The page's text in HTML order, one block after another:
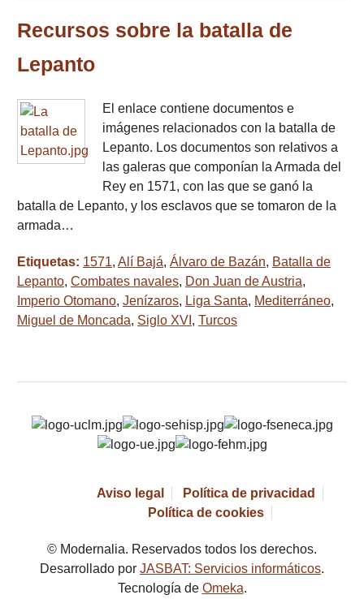
Recursos sobre la batalla de
Lepanto
El enlace contiene documentos e
imágenes relacionados con la batalla de
Lepanto. Los documentos son relativos a
las galeras que componían la Armada del
Rey en 1571, con las que se ganó la
batalla de Lepanto, y los esclavos que se tomaron de la
armada…
Etiquetas: 1571, Alí Bajá, Álvaro de Bazán, Batalla de
Lepanto, Combates navales, Don Juan de Austria,
Imperio Otomano, Jenízaros, Liga Santa, Mediterráneo,
Miguel de Moncada, Siglo XVI , Turcos
Aviso legal
Política de privacidad
Política de cookies
© Modernalia. Reservados todos los derechos.
Desarrollado por JASBAT: Servicios informáticos.
Tecnología de Omeka.